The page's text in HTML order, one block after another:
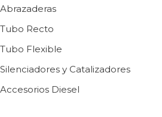
Abrazaderas
Tubo Recto
Tubo Flexible
Silenciadores y Catalizadores
Accesorios Diesel